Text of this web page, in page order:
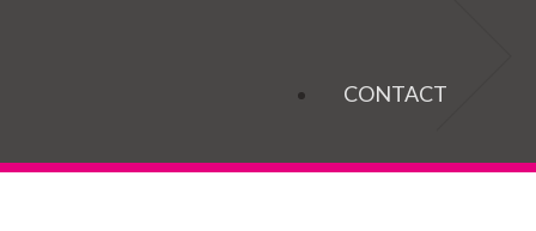
CONTACT